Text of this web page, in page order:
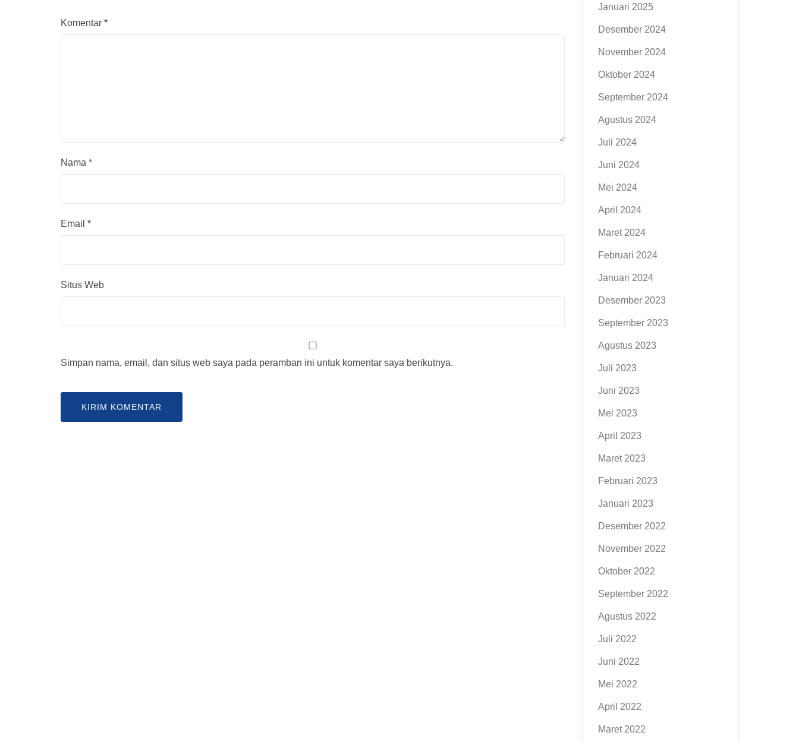
Komentar *
Nama *
Email *
Situs Web
Simpan nama, email, dan situs web saya pada peramban ini untuk komentar saya berikutnya.
Januari 2025
Desember 2024
November 2024
Oktober 2024
September 2024
Agustus 2024
Juli 2024
Juni 2024
Mei 2024
April 2024
Maret 2024
Februari 2024
Januari 2024
Desember 2023
September 2023
Agustus 2023
Juli 2023
Juni 2023
Mei 2023
April 2023
Maret 2023
Februari 2023
Januari 2023
Desember 2022
November 2022
Oktober 2022
September 2022
Agustus 2022
Juli 2022
Juni 2022
Mei 2022
April 2022
Maret 2022